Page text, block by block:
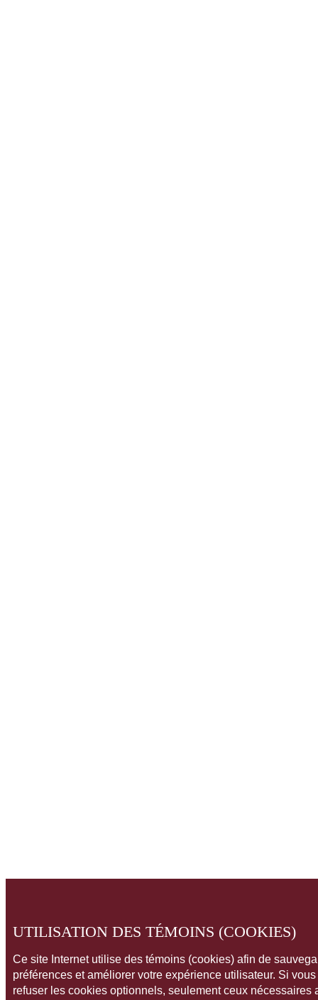
UTILISATION DES TÉMOINS (COOKIES)
Ce site Internet utilise des témoins (cookies) afin de
préférences et améliorer votre expérience utilisateur. Si
refuser les cookies optionnels, seulement ceux nécessaires